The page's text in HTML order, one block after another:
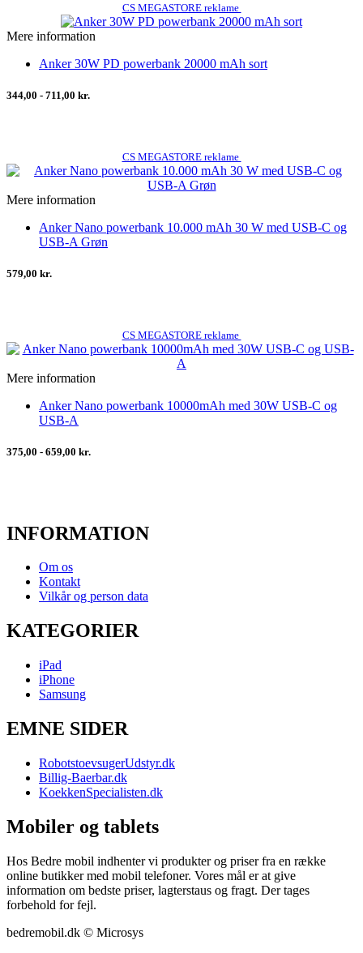
CS MEGASTORE reklame
Mere information
Anker 30W PD powerbank 20000 mAh sort
344,00 - 711,00 kr.
CS MEGASTORE reklame
Mere information
Anker Nano powerbank 10.000 mAh 30 W med USB-C og
USB-A Grøn
579,00 kr.
CS MEGASTORE reklame
Mere information
Anker Nano powerbank 10000mAh med 30W USB-C og
USB-A
375,00 - 659,00 kr.
INFORMATION
Om os
Kontakt
Vilkår og person data
KATEGORIER
iPad
iPhone
Samsung
EMNE SIDER
RobotstoevsugerUdstyr.dk
Billig-Baerbar.dk
KoekkenSpecialisten.dk
Mobiler og tablets
Hos Bedre mobil indhenter vi produkter og priser fra en række
online butikker med mobil telefoner. Vores mål er at give
information om bedste priser, lagterstaus og fragt. Der tages
forbehold for fejl.
bedremobil.dk © Microsys